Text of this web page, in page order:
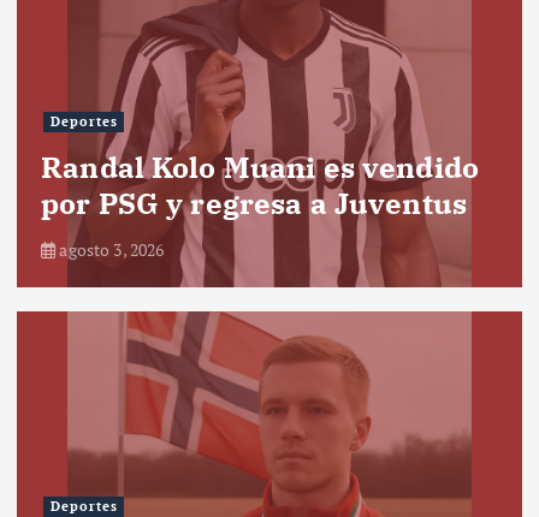
Deportes
Randal Kolo Muani es vendido
por PSG y regresa a Juventus
agosto 3, 2026
Deportes